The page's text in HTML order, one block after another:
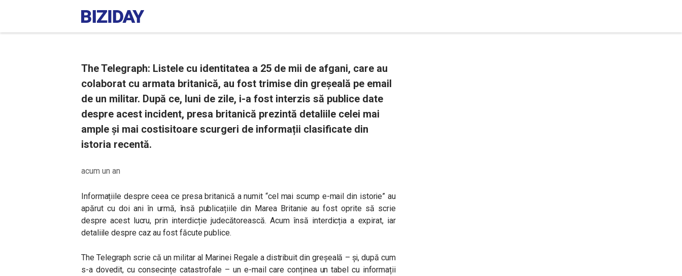
The Telegraph: Listele cu identitatea a 25 de mii de afgani, care au
colaborat cu armata britanică, au fost trimise din greșeală pe email
de un militar. După ce, luni de zile, i-a fost interzis să publice date
despre acest incident, presa britanică prezintă detaliile celei mai
ample și mai costisitoare scurgeri de informații clasificate din
istoria recentă.
acum un an
Informațiile despre ceea ce presa britanică a numit “cel mai scump e-mail din istorie” au
apărut cu doi ani în urmă, însă publicațiile din Marea Britanie au fost oprite să scrie
despre acest lucru, prin interdicție judecătorească. Acum însă interdicția a expirat, iar
detaliile despre caz au fost făcute publice.
The Telegraph scrie că un militar al Marinei Regale a distribuit din greșeală – și, după cum
s-a dovedit, cu consecințe catastrofale – un e-mail care conținea un tabel cu informații